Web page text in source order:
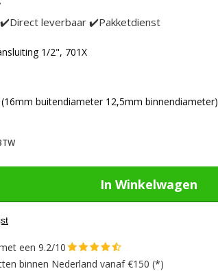
leverbaar ✔️Pakketdienst
1/2", 701X
buitendiameter 12,5mm binnendiameter)
In Winkelwagen
een 9.2/10
binnen Nederland vanaf €150 (*)